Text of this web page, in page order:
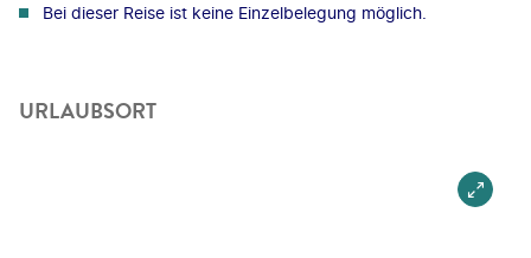
Bei dieser Reise ist keine Einzelbelegung möglich.
URLAUBSORT